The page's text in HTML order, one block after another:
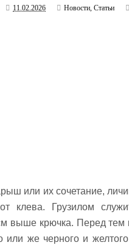
11.02.2026 Новости,Статьи
или их сочетание,
клева. Грузилом
выше крючка. Перед тем
или же черного и